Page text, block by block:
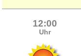
12:00
Uhr